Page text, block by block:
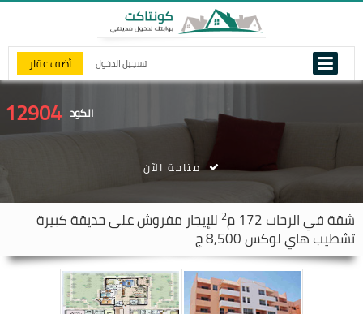
تسجيل الدخول أضف عقار
الكود 12904
شقة فيالرحاب 2 للإيجار مفروش على حديقة كبيرة
تشطيب هاي لوكس 8,500 ج
متاحة الآن